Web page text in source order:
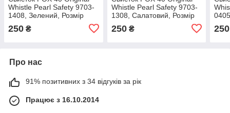
Whistle Pearl Safety 9703-
1408, Зелений, Розмір
250 ₴
Whistle Pearl Safety 9703-
1308, Салатовий, Розмір
250₴ 250
Про нас
91% позитивних з 34 відгуків за рік
Працює з 16.10.2014